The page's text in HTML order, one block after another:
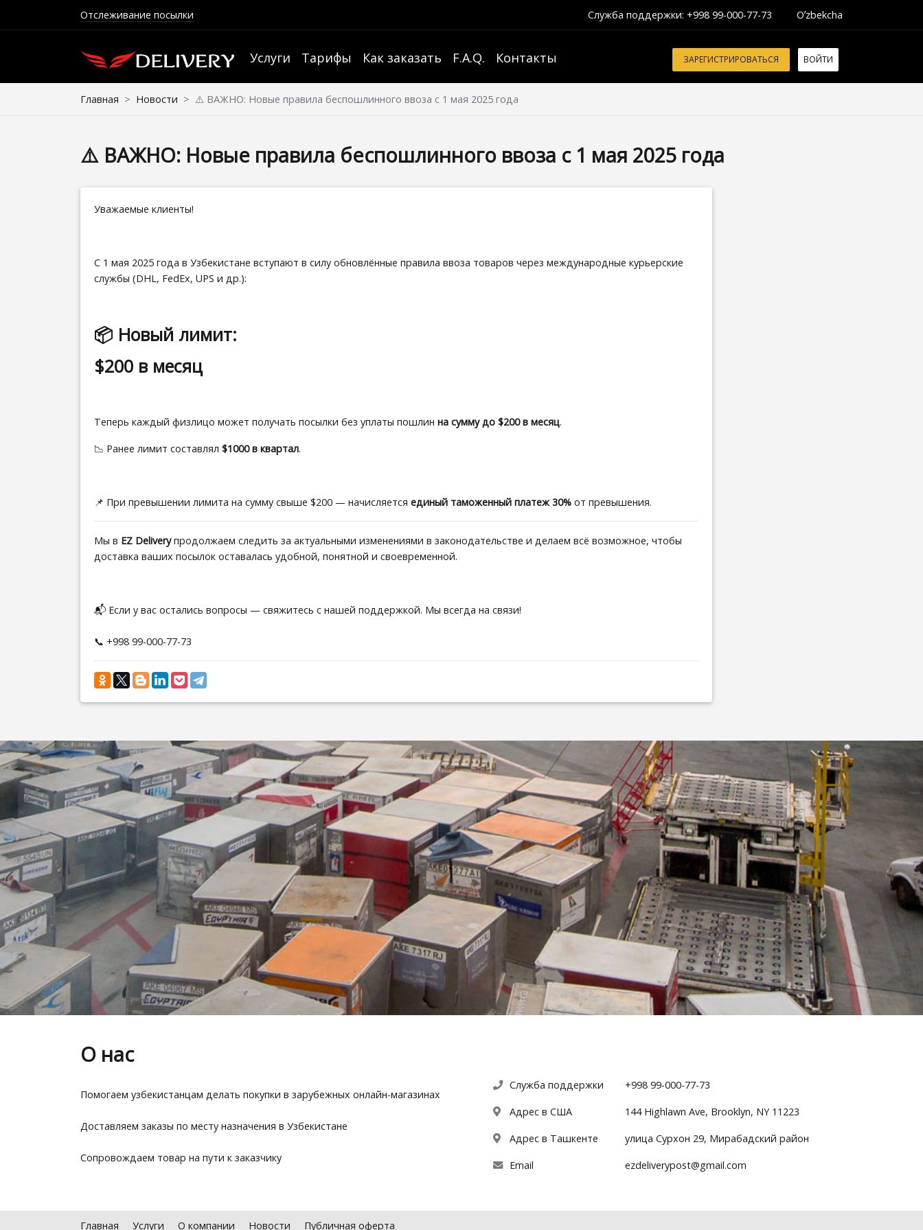
Отслеживание посылки Служба поддержки: +998 99-000-77-73 Oʼzbekcha
Услуги Тарифы Как заказать F.A.Q. Контакты ЗАРЕГИСТРИРОВАТЬСЯ ВОЙТИ
Главная Новости ⚠️ ВАЖНО: Новые правила беспошлинного ввоза с 1 мая 2025 года
⚠️ ВАЖНО: Новые правила беспошлинного ввоза с 1 мая 2025 года
Уважаемые клиенты!
С 1 мая 2025 года в Узбекистане вступают в силу обновлённые правила ввоза товаров через международные курьерские
службы (DHL, FedEx, UPS и др.):
📦 Новый лимит:
$200 в месяц
Теперь каждый физлицо может получать посылки без уплаты пошлин на сумму до $200 в месяц.
📉 Ранее лимит составлял $1000 в квартал.
📌 При превышении лимита на сумму свыше $200 — начисляется единый таможенный платеж 30% от превышения.
Мы в EZ Deliveryпродолжаем следить за актуальными изменениями в законодательстве и делаем всё возможное, чтобы
доставка ваших посылок оставалась удобной, понятной и своевременной.
📬 Если у вас остались вопросы — свяжитесь с нашей поддержкой. Мы всегда на связи!
📞 +998 99-000-77-73
О нас
Помогаем узбекистанцам делать покупки в зарубежных онлайн-магазинах
Доставляем заказы по месту назначения в Узбекистане
Сопровождаем товар на пути к заказчику
Служба поддержки +998 99-000-77-73
Адрес в США 144 Highlawn Ave, Brooklyn, NY 11223
Адрес в Ташкенте улица Сурхон 29, Мирабадский район
Email ezdeliverypost@gmail.com
Главная Услуги О компании Новости Публичная оферта